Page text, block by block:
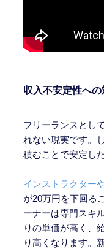
収入不安定性への
フリーランスとし
れない現実です。
積むことで安定し
インストラクター
が20万円を下回る
ーナーは専門スキ
りの単価が高く、
り高くなります。